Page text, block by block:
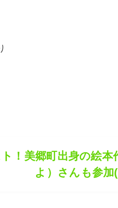
！美郷町出身の絵
よ）さんも参加